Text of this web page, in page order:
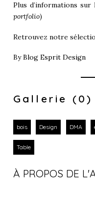
Plus d’informations
portfolio)
Retrouvez notre
ByBlog Esprit Design
Gallerie (0)
bois Design DMA
Table
À PROPOS DE